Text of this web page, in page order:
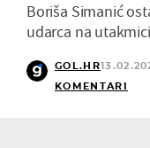
Boriša Simanić
udarca na
GOL.HR
KOMENTARI